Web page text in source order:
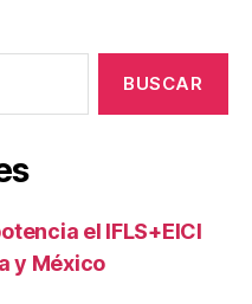
el IFLS+EICI
y México